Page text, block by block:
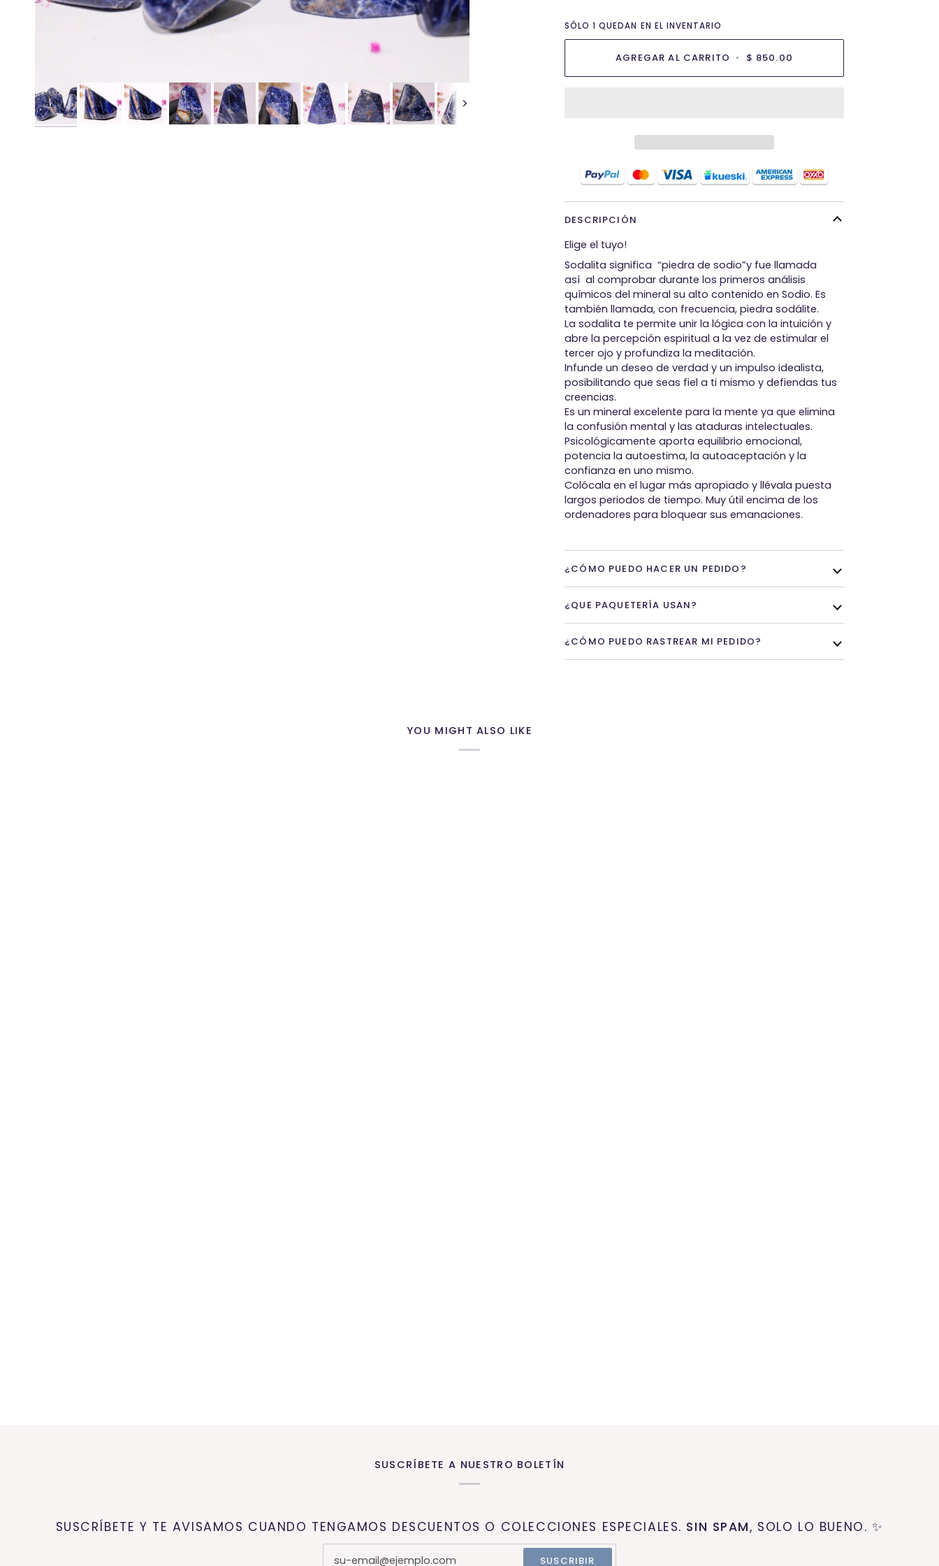
Próxima
SÓLO1 QUEDAN EN EL INVENTARIO
AGREGAR AL CARRITO • $ 850.00
DESCRIPCIÓN
Elige el tuyo!
Sodalita significa “piedra de sodio”y fue llamada
así al comprobar durante los primeros análisis
químicos del mineral su alto contenido en Sodio. Es
también llamada, con frecuencia, piedra sodálite.
La sodalita te permite unir la lógica con la intuición y
abre la percepción espiritual a la vez de estimular el
tercer ojo y profundiza la meditación.
Infunde un deseo de verdad y un impulso idealista,
posibilitando que seas fiel a ti mismo y defiendas tus
creencias.
Es un mineral excelente para la mente ya que elimina
la confusión mental y las ataduras intelectuales.
Psicológicamente aporta equilibrio emocional,
potencia la autoestima, la autoaceptación y la
confianza en uno mismo.
Colócala en el lugar más apropiado y llévala puesta
largos periodos de tiempo. Muy útil encima de los
ordenadores para bloquear sus emanaciones.
¿CÓMO PUEDO HACER UN PEDIDO?
¿QUE PAQUETERÍA USAN?
¿CÓMO PUEDO RASTREAR MI PEDIDO?
YOU MIGHT ALSO LIKE
SUSCRÍBETE A NUESTRO BOLETÍN
SUSCRÍBETE Y TE AVISAMOS CUANDO TENGAMOS DESCUENTOS O COLECCIONES ESPECIALES. SIN SPAM, SOLO LO BUENO. ✨
SUSCRIBIR